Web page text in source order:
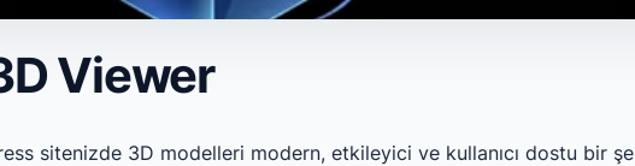
Viewer
sitenizde 3D modelleri modern, etkileyici ve kullanıcı dostu bir